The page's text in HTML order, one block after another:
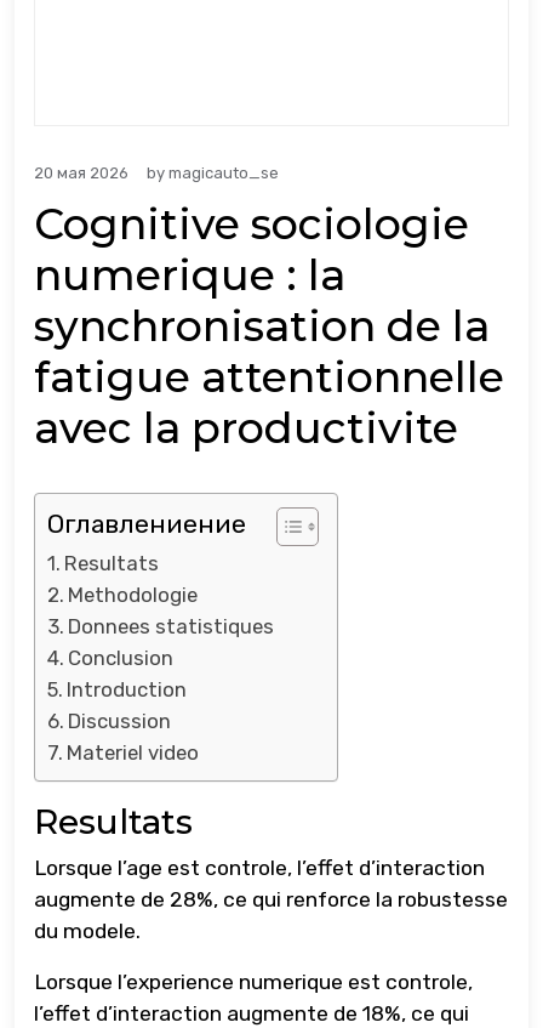
20 мая 2026 by magicauto_se
Cognitive sociologie
numerique : la
synchronisation de la
fatigue attentionnelle
avec la productivite
Оглавлениение
Resultats
Methodologie
Donnees statistiques
Conclusion
Introduction
Discussion
Materiel video
Resultats
Lorsque l’age est controle, l’effet d’interaction
augmente de 28%, ce qui renforce la robustesse
du modele.
Lorsque l’experience numerique est controle,
l’effet d’interaction augmente de 18%, ce qui